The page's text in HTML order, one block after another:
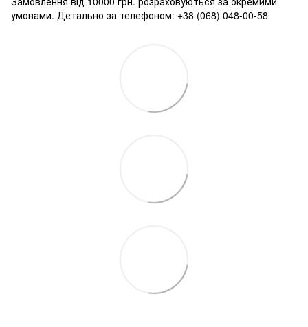
умовами. Детально за телефоном: +38 (068) 048-00-58